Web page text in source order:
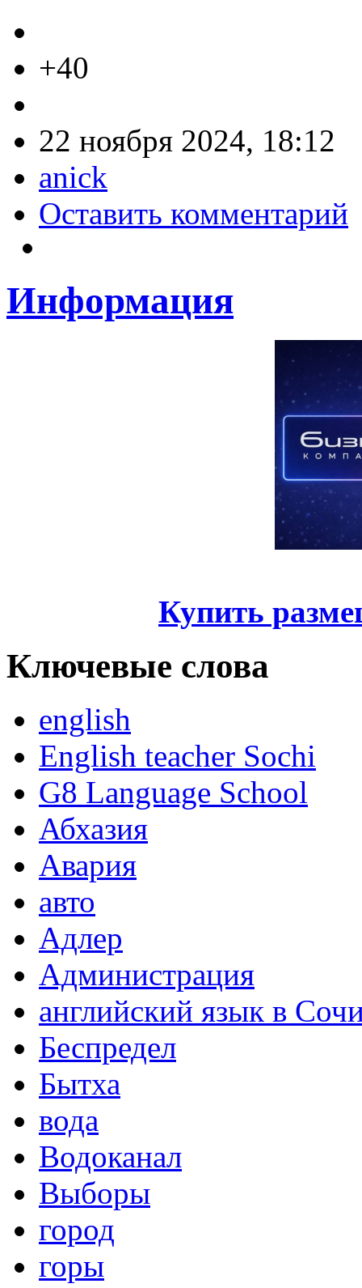
+40
22 ноября 2024, 18:12
anick
Оставить комментарий
Информация
Купить
Ключевые слова
english
English teacher Sochi
G8 Language School
Абхазия
Авария
авто
Адлер
Администрация
английский язык в
Беспредел
Бытха
вода
Водоканал
Выборы
город
горы